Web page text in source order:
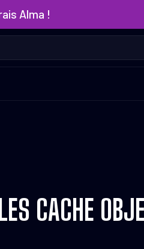
Alma !
CACHE